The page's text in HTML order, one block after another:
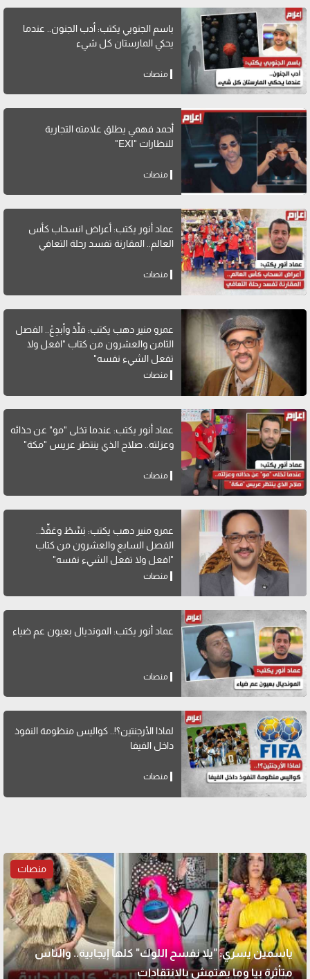
باسم الجنوبي يكتب: أدب الجنون.. عندما
يحكي المارستان كل شيء
منصات
أحمد فهمي يطلق علامته التجارية
للنظارات "EXI"
منصات
عماد أنور يكتب: أعراض انسحاب كأس
العالم.. المقارنة تفسد رحلة التعافي
منصات
عمرو منير دهب يكتب: قلِّدْ وأبدِعْ.. الفصل
الثامن والعشرون من كتاب "افعل ولا
تفعل الشيء نفسه"
منصات
عماد أنور يكتب: عندما تخلى "مو" عن حذائه
وعزلته.. صلاح الذي ينتظر عريس "مكة"
منصات
عمرو منير دهب يكتب: بَسِّطْ وعَقِّدْ..
الفصل السابع والعشرون من كتاب
"افعل ولا تفعل الشيء نفسه"
منصات
عماد أنور يكتب: المونديال بعيون عم ضياء
منصات
لماذا الأرجنتين؟!.. كواليس منظومة النفوذ
داخل الفيفا
منصات
منصات
ياسمين يسري: "يلا نفسح اللوك" كلها إيجابية.. والناس
متأثرة بيا وما بهتمش بالانتقادات